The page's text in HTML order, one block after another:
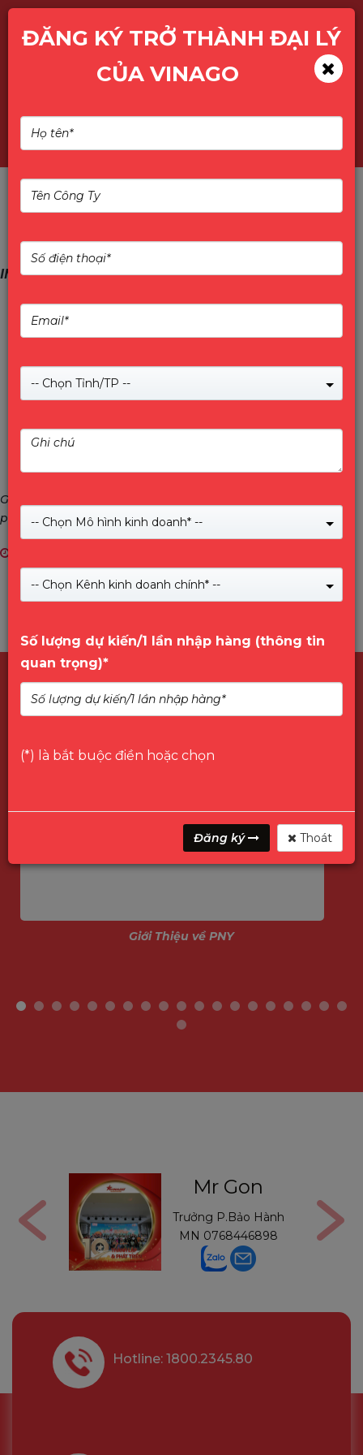
IMOU - Enjoy Smart Life
Giới thiệu thương hiệu IMOU và Nhà NK&PP VINAGO phân
phối sản phẩm IMOU tại Việt Nam
Giới Thiệu về PNY
Mr Gon
Trưởng P.Bảo Hành
MN 0768446898
Hotline: 1800.2345.80
ĐĂNG KÝ TRỞ THÀNH ĐẠI LÝ
CỦA VINAGO
-- Chọn Tỉnh/TP --
-- Chọn Mô hình kinh doanh* --
-- Chọn Kênh kinh doanh chính* --
Số lượng dự kiến/1 lần nhập hàng (thông tin
quan trọng)*
(*) là bắt buộc điền hoặc chọn
Đăng ký Thoát